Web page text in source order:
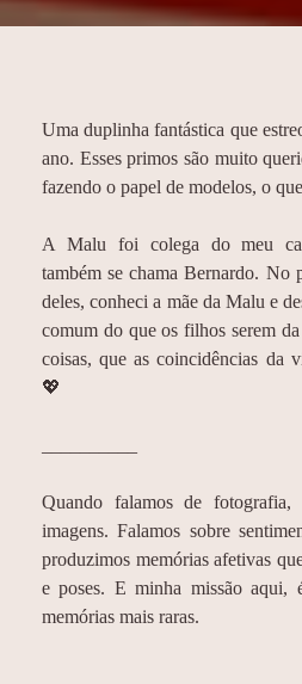
Uma duplinha fantástica que
ano. Esses primos são muito
fazendo o papel de modelos, o
A Malu foi colega do meu
também se chama Bernardo. No
deles, conheci a mãe da Malu e
comum do que os filhos serem
coisas, que as coincidências da
💖
Quando falamos de fotografia,
imagens. Falamos sobre
produzimos memórias afetivas
e poses. E minha missão aqui,
memórias mais raras.